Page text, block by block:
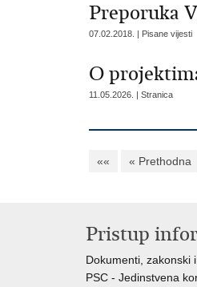
Preporuka
07.02.2018. | Pisane vijesti
O
11.05.2026. | Stranica
«« « Prethodna
Pristup
Dokumenti, zakonski
PSC - Jedinstvena